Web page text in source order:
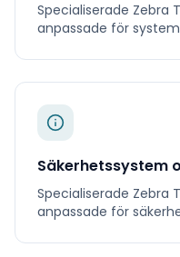
Specialiserade Zebra
anpassade för
Säkerhetssystem
Specialiserade Zebra
anpassade för